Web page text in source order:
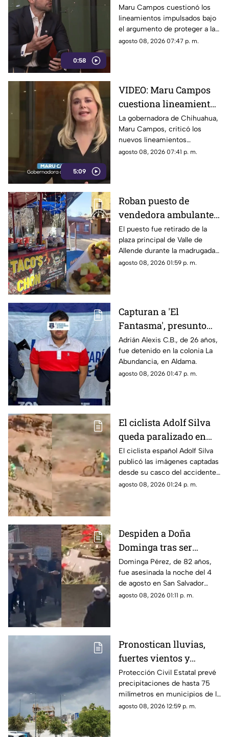
0:58
Campos acusa censura
en nuevos
lineamientos para
medios
Maru Campos cuestionó los
lineamientos impulsados bajo
el argumento de proteger a las
audiencias y afirmó que
agosto 08, 2026 07:47 p. m.
5:09
VIDEO: Maru Campos
cuestiona lineamientos
para medios y advierte
riesgos para la libertad
de expresión
La gobernadora de Chihuahua,
Maru Campos, criticó los
nuevos lineamientos
relacionados con los derechos
agosto 08, 2026 07:41 p. m.
Roban puesto de
vendedora ambulante
en Valle de Allende;
piden ayuda para
localizarlo
El puesto fue retirado de la
plaza principal de Valle de
Allende durante la madrugada,
junto con el asador, carpa,
agosto 08, 2026 01:59 p. m.
Capturan a 'El
Fantasma', presunto
líder delictivo en
Aldama
Adrián Alexis C.B., de 26 años,
fue detenido en la colonia La
Abundancia, en Aldama.
agosto 08, 2026 01:47 p. m.
El ciclista Adolf Silva
queda paralizado en
vivo; liberan video del
brutal accidente
El ciclista español Adolf Silva
publicó las imágenes captadas
desde su casco del accidente
que sufrió durante el Red Bull
agosto 08, 2026 01:24 p. m.
Despiden a Doña
Dominga tras ser
asesinada por 90 pesos
en Amozoc
Dominga Pérez, de 82 años,
fue asesinada la noche del 4
de agosto en San Salvador
Chachapa, Amozoc, Puebla,
agosto 08, 2026 01:11 p. m.
Pronostican lluvias,
fuertes vientos y
temperaturas de hasta
39°C para Chihuahua
Protección Civil Estatal prevé
precipitaciones de hasta 75
milímetros en municipios de la
zona suroeste, además de
agosto 08, 2026 12:59 p. m.